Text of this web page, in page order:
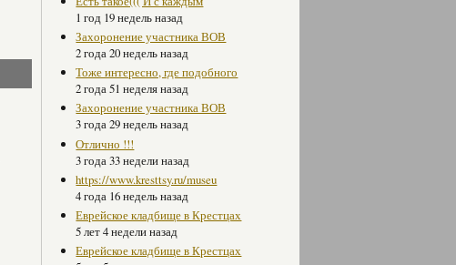
1 год 19 недель назад
Захоронение участника ВОВ
2 года 20 недель назад
Тоже интересно, где подобного
2 года 51 неделя назад
Захоронение участника ВОВ
3 года 29 недель назад
Отлично !!!
3 года 33 недели назад
https://www.kresttsy.ru/museu
4 года 16 недель назад
Еврейское кладбище в Крестцах
5 лет 4 недели назад
Еврейское кладбище в Крестцах